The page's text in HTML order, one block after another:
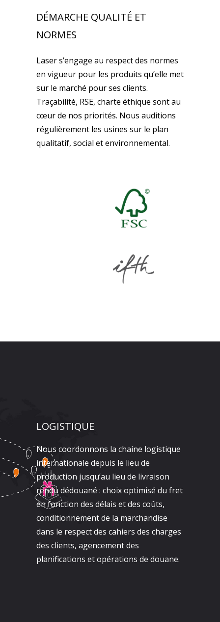
DÉMARCHE QUALITÉ ET
NORMES
Laser s’engage au respect des normes
en vigueur pour les produits qu’elle met
sur le marché pour ses clients.
Traçabilité, RSE, charte éthique sont au
cœur de nos priorités. Nous auditions
régulièrement les usines sur le plan
qualitatif, social et environnemental.
LOGISTIQUE
Nous coordonnons la chaine logistique
internationale depuis le lieu de
production jusqu’au lieu de livraison
rendu dédouané : choix optimisé du fret
en fonction des délais et des coûts,
conditionnement de la marchandise
dans le respect des cahiers des charges
des clients, agencement des
planifications et opérations de douane.